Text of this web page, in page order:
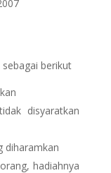
berikut
disyaratkan
diharamkan
hadiahnya